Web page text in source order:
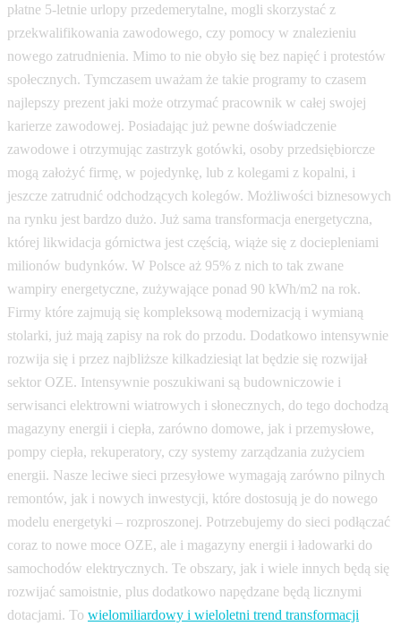
płatne 5-letnie urlopy przedemerytalne, mogli skorzystać z
przekwalifikowania zawodowego, czy pomocy w znalezieniu
nowego zatrudnienia. Mimo to nie obyło się bez napięć i protestów
społecznych. Tymczasem uważam że takie programy to czasem
najlepszy prezent jaki może otrzymać pracownik w całej swojej
karierze zawodowej. Posiadając już pewne doświadczenie
zawodowe i otrzymując zastrzyk gotówki, osoby przedsiębiorcze
mogą założyć firmę, w pojedynkę, lub z kolegami z kopalni, i
jeszcze zatrudnić odchodzących kolegów. Możliwości biznesowych
na rynku jest bardzo dużo. Już sama transformacja energetyczna,
której likwidacja górnictwa jest częścią, wiąże się z dociepleniami
milionów budynków. W Polsce aż 95% z nich to tak zwane
wampiry energetyczne, zużywające ponad 90 kWh/m2 na rok.
Firmy które zajmują się kompleksową modernizacją i wymianą
stolarki, już mają zapisy na rok do przodu. Dodatkowo intensywnie
rozwija się i przez najbliższe kilkadziesiąt lat będzie się rozwijał
sektor OZE. Intensywnie poszukiwani są budowniczowie i
serwisanci elektrowni wiatrowych i słonecznych, do tego dochodzą
magazyny energii i ciepła, zarówno domowe, jak i przemysłowe,
pompy ciepła, rekuperatory, czy systemy zarządzania zużyciem
energii. Nasze leciwe sieci przesyłowe wymagają zarówno pilnych
remontów, jak i nowych inwestycji, które dostosują je do nowego
modelu energetyki – rozproszonej. Potrzebujemy do sieci podłączać
coraz to nowe moce OZE, ale i magazyny energii i ładowarki do
samochodów elektrycznych. Te obszary, jak i wiele innych będą się
rozwijać samoistnie, plus dodatkowo napędzane będą licznymi
dotacjami. To wielomiliardowy i wieloletni trend transformacji